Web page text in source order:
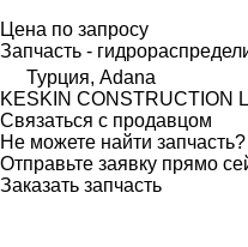
Цена по запросу
Запчасть -
Турция, Adana
KESKIN CONSTRUCTION
Связаться с продавцом
Не можете найти запчасть?
Отправьте заявку прямо
Заказать запчасть